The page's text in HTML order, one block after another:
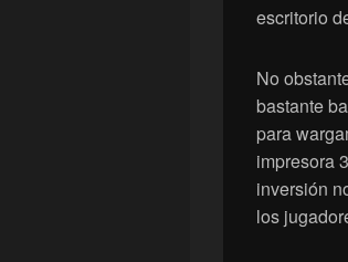
escritorio
No
bastante
para
impresora
inversión
los